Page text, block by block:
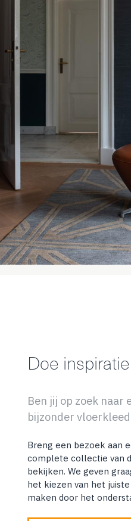
Doe
Ben jij op zoek naar
bijzonder
Breng een bezoek aan
complete collectie van
bekijken. We geven
het kiezen van het
maken door het